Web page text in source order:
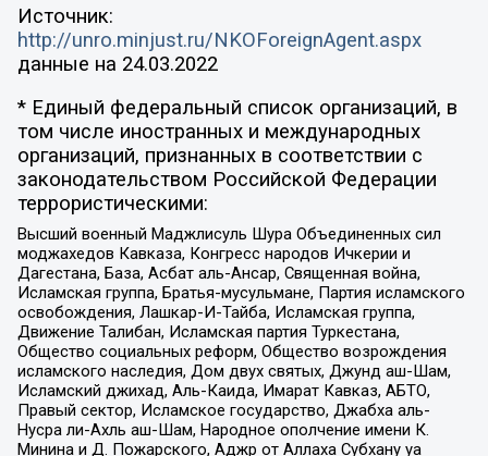
Источник:
http://unro.minjust.ru/NKOForeignAgent.aspx
данные на 24.03.2022
* Единый федеральный список организаций, в
том числе иностранных и международных
организаций, признанных в соответствии с
законодательством Российской Федерации
террористическими:
Высший военный Маджлисуль Шура Объединенных сил
моджахедов Кавказа, Конгресс народов Ичкерии и
Дагестана, База, Асбат аль-Ансар, Священная война,
Исламская группа, Братья-мусульмане, Партия исламского
освобождения, Лашкар-И-Тайба, Исламская группа,
Движение Талибан, Исламская партия Туркестана,
Общество социальных реформ, Общество возрождения
исламского наследия, Дом двух святых, Джунд аш-Шам,
Исламский джихад, Аль-Каида, Имарат Кавказ, АБТО,
Правый сектор, Исламское государство, Джабха аль-
Нусра ли-Ахль аш-Шам, Народное ополчение имени К.
Минина и Д. Пожарского, Аджр от Аллаха Субхану уа